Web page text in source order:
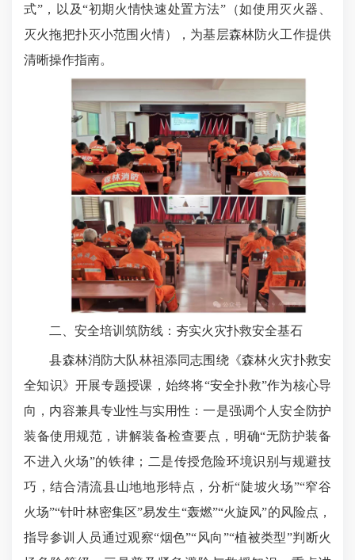
式”，以及“初期火情快速处置方法”（如使用灭火器、
灭火拖把扑灭小范围火情），为基层森林防火工作提供
清晰操作指南。
二、安全培训筑防线：夯实火灾扑救安全基石
县森林消防大队林祖添同志围绕《森林火灾扑救安
全知识》开展专题授课，始终将“安全扑救”作为核心导
向，内容兼具专业性与实用性：一是强调个人安全防护
装备使用规范，讲解装备检查要点，明确“无防护装备
不进入火场”的铁律；二是传授危险环境识别与规避技
巧，结合清流县山地地形特点，分析“陡坡火场”“窄谷
火场”“针叶林密集区”易发生“轰燃”“火旋风”的风险点，
指导参训人员通过观察“烟色”“风向”“植被类型”判断火